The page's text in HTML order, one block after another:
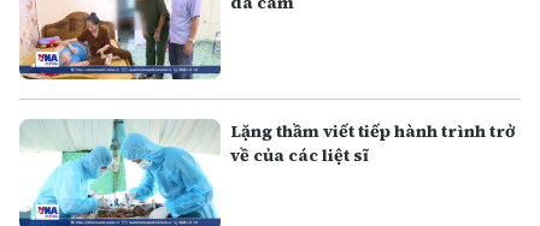
Lặng thầm viết tiếp hành trình trở
về của các liệt sĩ